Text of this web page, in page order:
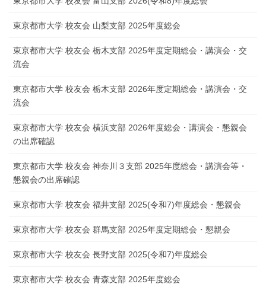
東京都市大学 校友会 山梨支部 2025年度総会
東京都市大学 校友会 栃木支部 2025年度定期総会・講演会・交
流会
東京都市大学 校友会 栃木支部 2026年度定期総会・講演会・交
流会
東京都市大学 校友会 横浜支部 2026年度総会・講演会・懇親会
の出席確認
東京都市大学 校友会 神奈川３支部 2025年度総会・講演会等・
懇親会の出席確認
東京都市大学 校友会 福井支部 2025(令和7)年度総会・懇親会
東京都市大学 校友会 群馬支部 2025年度定期総会・懇親会
東京都市大学 校友会 長野支部 2025(令和7)年度総会
東京都市大学 校友会 青森支部 2025年度総会